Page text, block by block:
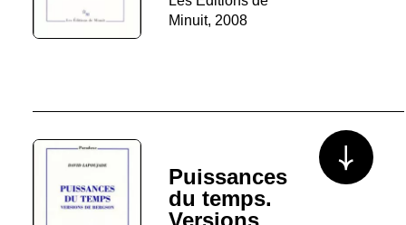
Minuit, 2008
Puissances
du temps.
Voir plus/